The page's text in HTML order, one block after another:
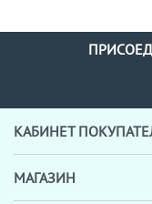
КАБИНЕТ
МАГАЗИН